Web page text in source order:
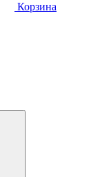
Корзина